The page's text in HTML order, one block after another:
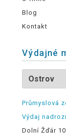
Blog
Kontakt
Výdajné
Průmyslová
Výdaj
Dolní Žďár